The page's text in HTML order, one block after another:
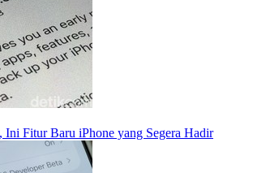
Fitur Baru iPhone yang Segera Hadir